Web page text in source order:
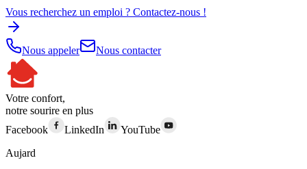
Vous recherchez un emploi ? Contactez-nous !
Nous appeler Nous contacter
Votre confort,
notre sourire en plus
Facebook
LinkedIn
YouTube
Aujard